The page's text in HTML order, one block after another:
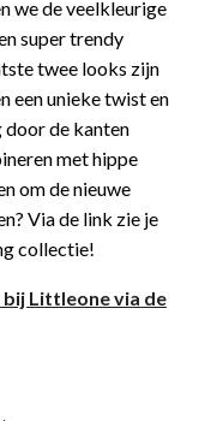
we de veelkleurige
super trendy
twee looks zijn
een unieke twist en
door de kanten
met hippe
om de nieuwe
Via de link zie je
collectie!
Littleone via de